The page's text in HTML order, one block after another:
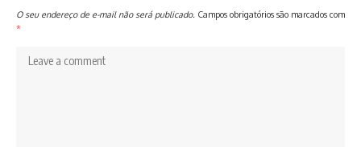
O seu endereço de e-mail não será publicado. Campos obrigatórios são marcados com
*